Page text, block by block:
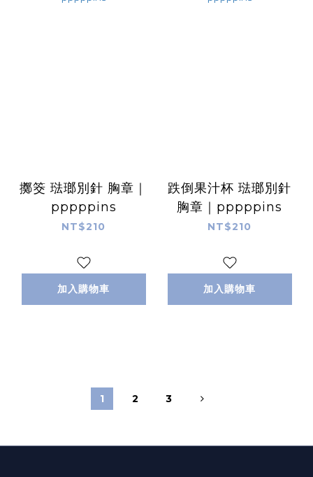
擲筊 琺瑯別針 胸章｜
pppppins
NT$210
加入購物車
跌倒果汁杯 琺瑯別針
胸章｜pppppins
NT$210
加入購物車
1 2 3